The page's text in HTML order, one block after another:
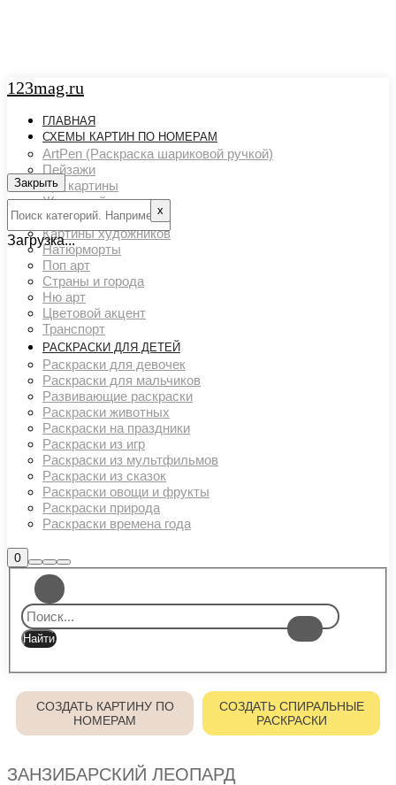
123mag.ru
ГЛАВНАЯ
СХЕМЫ КАРТИН ПО НОМЕРАМ
ArtPen (Раскраска шариковой ручкой)
Пейзажи
Арт картины
Животный мир
Люди
Картины художников
Натюрморты
Поп арт
Страны и города
Ню арт
Цветовой акцент
Транспорт
РАСКРАСКИ ДЛЯ ДЕТЕЙ
Раскраски для девочек
Раскраски для мальчиков
Развивающие раскраски
Раскраски животных
Раскраски на праздники
Раскраски из игр
Раскраски из мультфильмов
Раскраски из сказок
Раскраски овощи и фрукты
Раскраски природа
Раскраски времена года
0Боковая
панель
магазина
Найти
Больше
информации
Главное
меню
СОЗДАТЬ КАРТИНУ ПО
НОМЕРАМ
СОЗДАТЬ СПИРАЛЬНЫЕ
РАСКРАСКИ
ЗАНЗИБАРСКИЙ ЛЕОПАРД
Закрыть
х
Загрузка...